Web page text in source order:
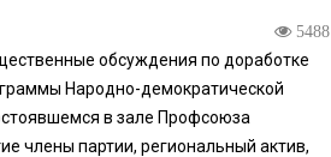
5488
обсуждения по доработке
Народно-демократической
в зале Профсоюза
члены партии, региональный актив,